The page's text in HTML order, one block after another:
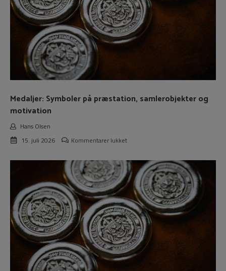
Medaljer: Symboler på præstation, samlerobjekter og
motivation
Hans Olsen
15. juli 2026
Kommentarer lukkettil
Symboler
på
præstation,
samlerobjekter
motivation